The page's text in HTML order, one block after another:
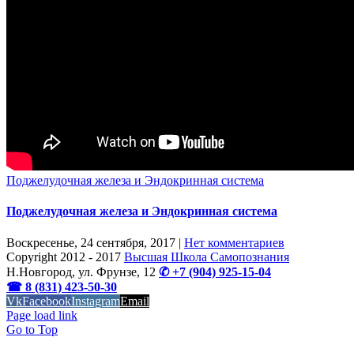
Поджелудочная железа и Эндокринная система
Поджелудочная железа и Эндокринная система
Воскресенье, 24 сентября, 2017 | Нет комментариев
Copyright 2012 - 2017 Высшая Школа Самопознания
Н.Новгород, ул. Фрунзе, 12 ✆ +7 (904) 925-15-04
☎ 8 (831) 423-50-30
VkFacebookInstagramEmail
Page load link
Go to Top